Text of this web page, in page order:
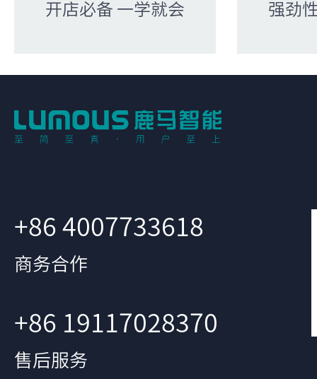
开店必备 一学就会
强劲
+86 4007733618
商务合作
+86 19117028370
售后服务